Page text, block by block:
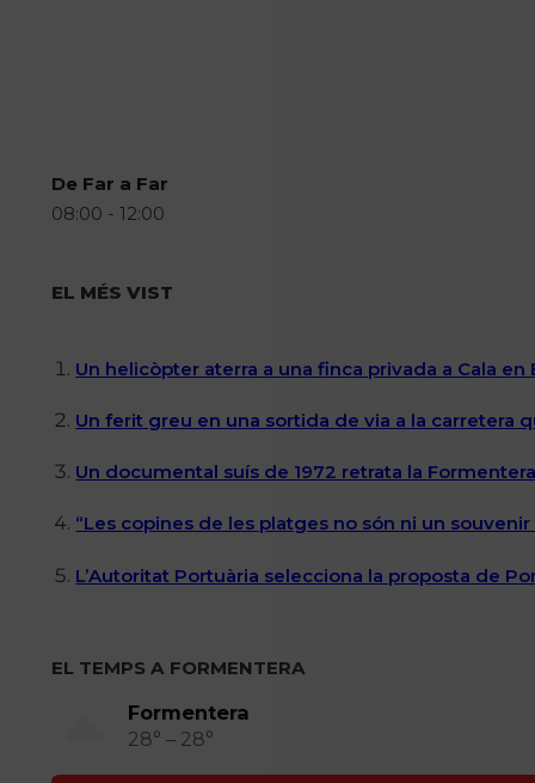
De Far a Far
08:00 - 12:00
EL MÉS VIST
Un helicòpter aterra a una finca privada a Cala
Un ferit greu en una sortida de via a la carretera
Un documental suís de 1972 retrata la
“Les copines de les platges no són ni un
L’Autoritat Portuària selecciona la proposta de
EL TEMPS A FORMENTERA
Formentera
28° – 28°